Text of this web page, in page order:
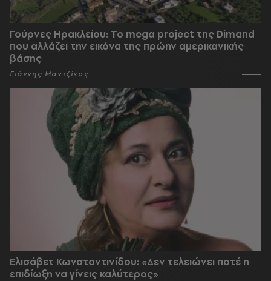
Γούρνες Ηρακλείου: To mega project της Dimand
που αλλάζει την εικόνα της πρώην αμερικανικής
βάσης
Γιάννης Μαντζίκος
Ελισάβετ Κωνσταντινίδου: «Δεν τελειώνει ποτέ η
επιδίωξη να γίνεις καλύτερος»